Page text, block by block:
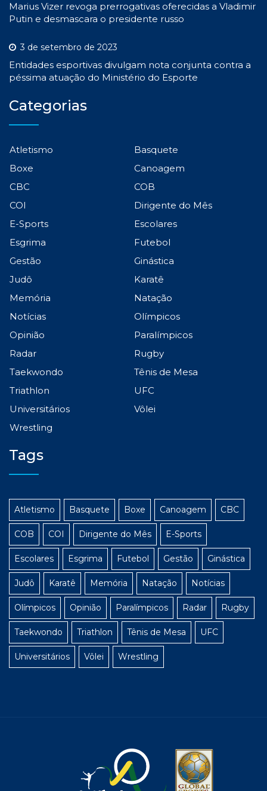
Marius Vizer revoga prerrogativas oferecidas a Vladimir
Putin e desmascara o presidente russo
3 de setembro de 2023
Entidades esportivas divulgam nota conjunta contra a
péssima atuação do Ministério do Esporte
Categorias
Atletismo
Basquete
Boxe
Canoagem
CBC
COB
COI
Dirigente do Mês
E-Sports
Escolares
Esgrima
Futebol
Gestão
Ginástica
Judô
Karatê
Memória
Natação
Notícias
Olímpicos
Opinião
Paralímpicos
Radar
Rugby
Taekwondo
Tênis de Mesa
Triathlon
UFC
Universitários
Vôlei
Wrestling
Tags
Atletismo Basquete Boxe Canoagem CBC
COB COI Dirigente do Mês E-Sports
Escolares Esgrima Futebol Gestão Ginástica
Judô Karatê Memória Natação Notícias
Olímpicos Opinião Paralímpicos Radar Rugby
Taekwondo Triathlon Tênis de Mesa UFC
Universitários Vôlei Wrestling